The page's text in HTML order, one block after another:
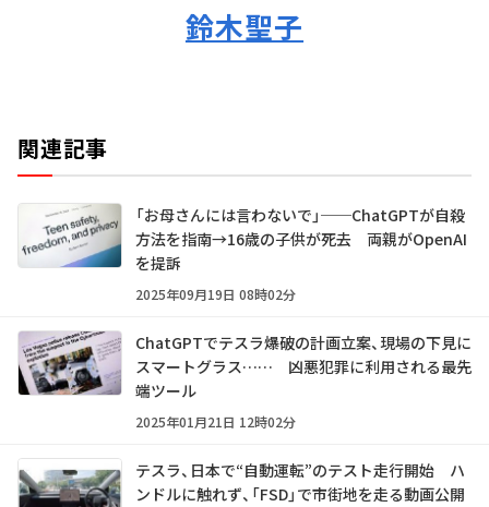
鈴木聖子
関連記事
「お母さんには言わないで」──ChatGPTが自殺
方法を指南→16歳の子供が死去 両親がOpenAI
を提訴
2025年09月19日 08時02分
ChatGPTでテスラ爆破の計画立案、現場の下見に
スマートグラス…… 凶悪犯罪に利用される最先
端ツール
2025年01月21日 12時02分
テスラ、日本で“自動運転”のテスト走行開始 ハ
ンドルに触れず、「FSD」で市街地を走る動画公開